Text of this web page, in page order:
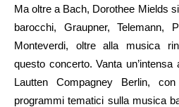
Ma oltre a Bach, Dorothee Mields
barocchi, Graupner, Telemann,
Monteverdi, oltre alla musica
questo concerto. Vanta
Lautten Compagney Berlin,
programmi tematici sulla musica